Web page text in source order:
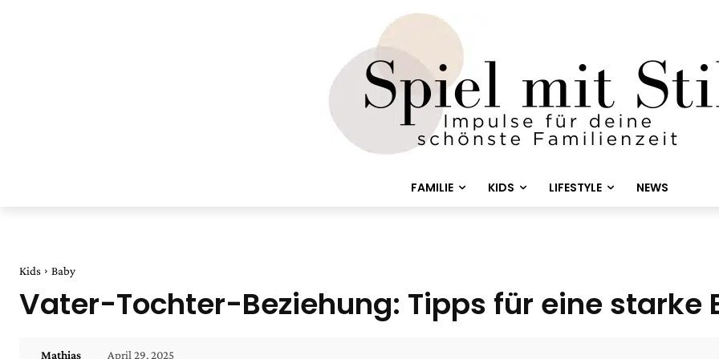
FAMILIE KIDS LIFESTYLE NEWS
Kids Baby
Vater-Tochter-Beziehung: Tipps für eine starke
Mathias April 29, 2025